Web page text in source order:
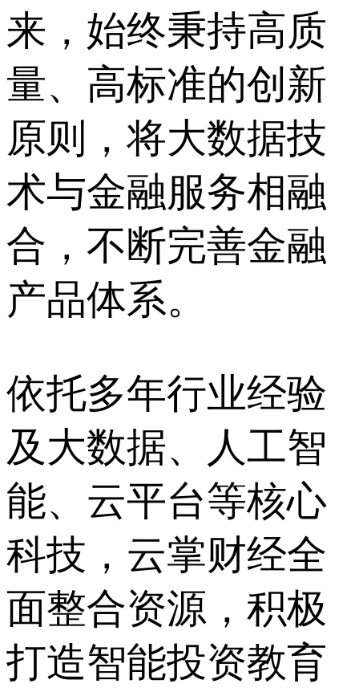
来，始终秉持高质
量、高标准的创新
原则，将大数据技
术与金融服务相融
合，不断完善金融
产品体系。
依托多年行业经验
及大数据、人工智
能、云平台等核心
科技，云掌财经全
面整合资源，积极
打造智能投资教育